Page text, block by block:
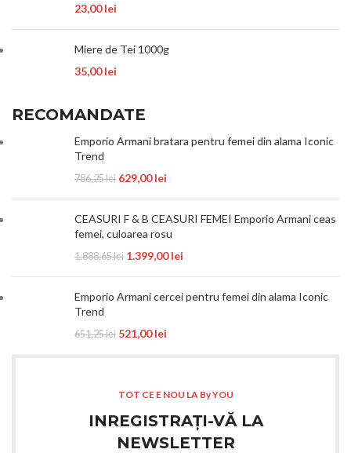
23,00lei
Miere de Tei 1000g
35,00lei
RECOMANDATE
Emporio Armani bratara pentru femei din alama Iconic
Trend
786,25lei 629,00lei
CEASURI F & B CEASURI FEMEI Emporio Armani ceas
femei, culoarea rosu
1.888,65lei 1.399,00lei
Emporio Armani cercei pentru femei din alama Iconic
Trend
651,25lei 521,00lei
TOT CE E NOU LA By YOU
INREGISTRAȚI-VĂ LA
NEWSLETTER